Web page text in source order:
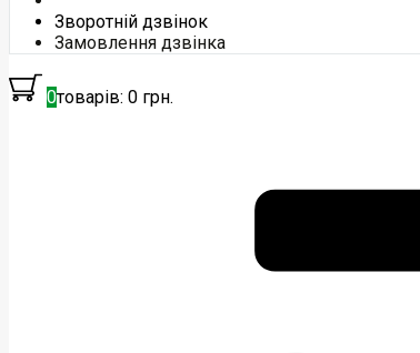
Зворотній дзвінок
Замовлення дзвінка
0товарів: 0 грн.